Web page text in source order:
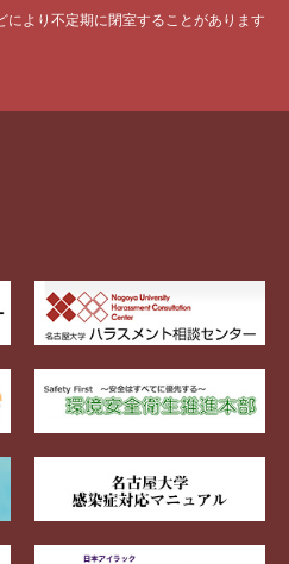
により不定期に閉室することがあります